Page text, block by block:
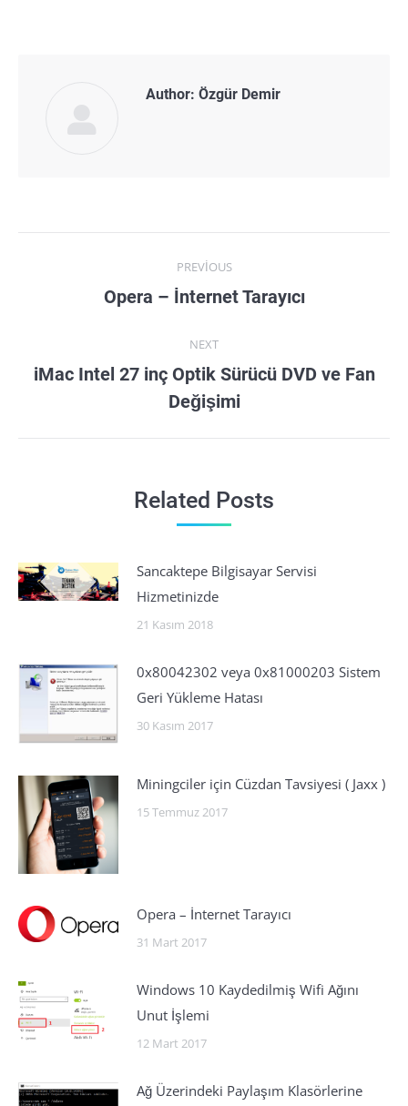
Author: Özgür Demir
navigation
PREVIOUS
Previous
Opera – İnternet Tarayıcı
NEXT
Next
post:
iMac Intel 27 inç Optik Sürücü DVD ve Fan
Değişimi
Related Posts
Sancaktepe Bilgisayar Servisi
Hizmetinizde
21 Kasım 2018
0x80042302 veya 0x81000203 Sistem
Geri Yükleme Hatası
30 Kasım 2017
Miningciler için Cüzdan Tavsiyesi ( Jaxx )
15 Temmuz 2017
Opera – İnternet Tarayıcı
31 Mart 2017
Windows 10 Kaydedilmiş Wifi Ağını
Unut İşlemi
12 Mart 2017
Ağ Üzerindeki Paylaşım Klasörlerine